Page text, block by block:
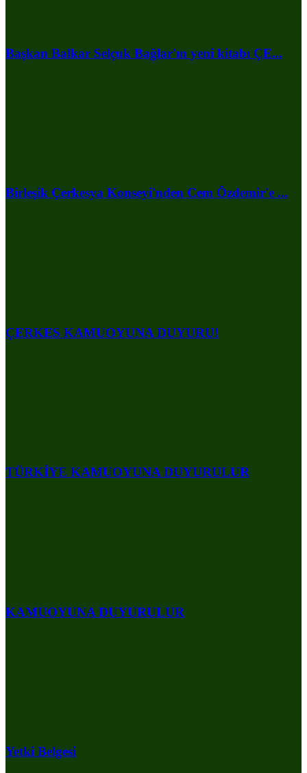
Başkan Balkar Selçuk Bağlar'ın yeni kitabı ÇE...
Birleşik Çerkesya Konseyi'nden Cem Özdemir'e ...
ÇERKES KAMUOYUNA DUYURU!
TÜRKİYE KAMUOYUNA DUYURULUR
KAMUOYUNA DUYURULUR
Yetki Belgesi